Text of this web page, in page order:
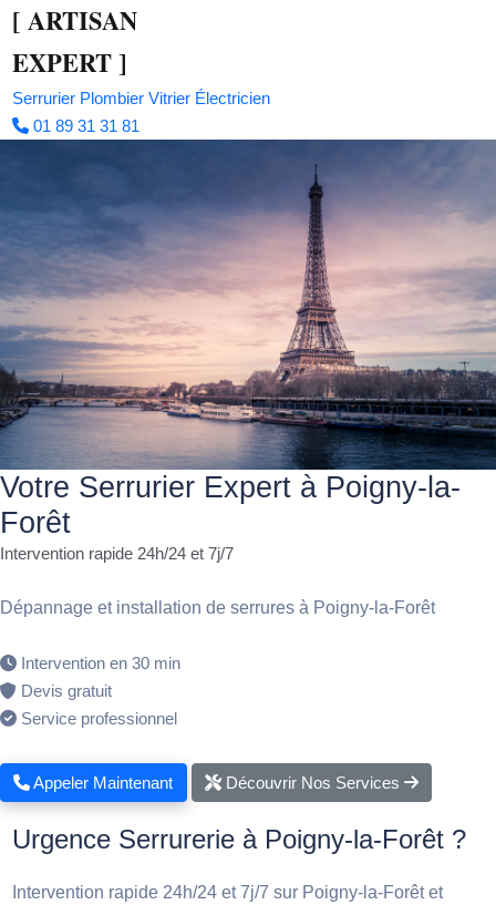
[ ARTISAN
EXPERT]
Serrurier Plombier Vitrier Électricien
01 89 31 31 81
Votre Serrurier Expert à Poigny-la-
Forêt
Intervention rapide 24h/24 et 7j/7
Dépannage et installation de serrures à Poigny-la-Forêt
Intervention en 30 min
Devis gratuit
Service professionnel
Appeler Maintenant Découvrir Nos Services
Urgence Serrurerie à Poigny-la-Forêt ?
Intervention rapide 24h/24 et 7j/7 sur Poigny-la-Forêt et